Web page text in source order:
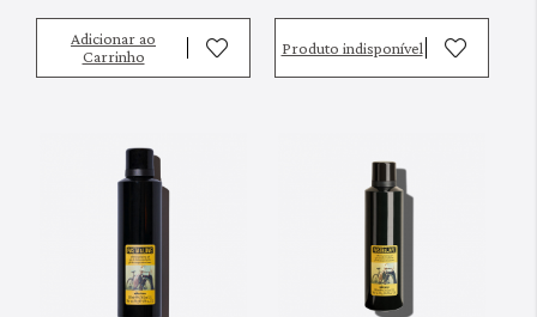
Adicionar ao
Carrinho
Produto indisponível